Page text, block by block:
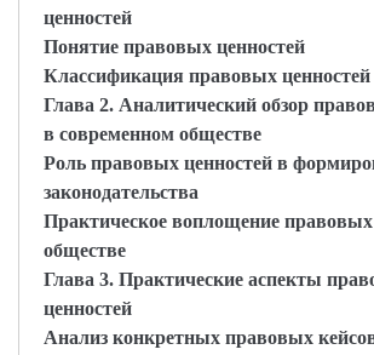
ценностей
Понятие правовых ценностей
Классификация правовых ценностей
Глава 2. Аналитический обзор
в современном обществе
Роль правовых ценностей в
законодательства
Практическое воплощение правовых
обществе
Глава 3. Практические аспекты
ценностей
Анализ конкретных правовых